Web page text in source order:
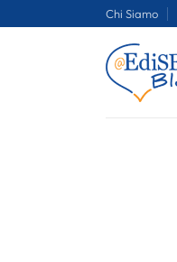
Chi Siamo